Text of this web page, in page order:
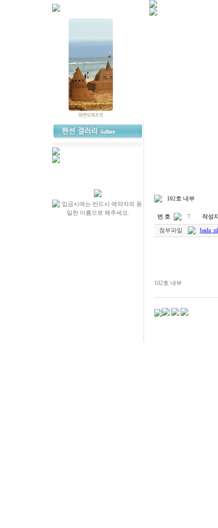
102호 내부
번 호 7
작성
첨부파일
102호 내부